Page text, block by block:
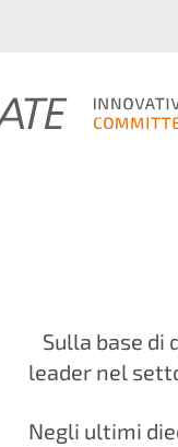
Sulla base
leader nel
Negli ultimi